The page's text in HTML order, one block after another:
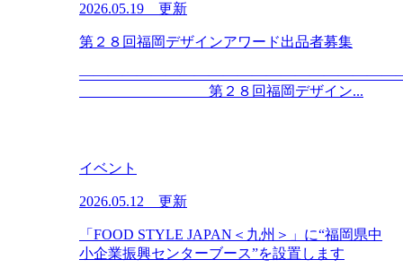
2026.05.19 更新
第２８回福岡デザインアワード出品者募集
第２８回福岡デザイン...
イベント
2026.05.12 更新
「FOOD STYLE JAPAN＜九州＞」に“福岡県中
小企業振興センターブース”を設置します